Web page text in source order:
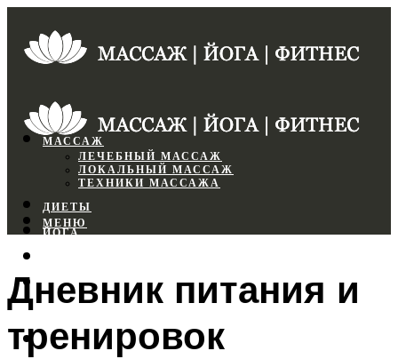
МАССАЖ
ЛЕЧЕБНЫЙ МАССАЖ
ЛОКАЛЬНЫЙ МАССАЖ
ТЕХНИКИ МАССАЖА
ДИЕТЫ
ЙОГА
ФИТНЕС
МЕНЮ
МЕНЮ
Дневник питания и
тренировок